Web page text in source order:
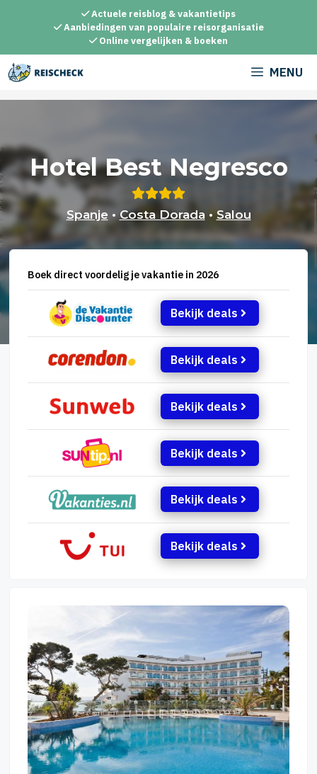
inhoud
Actuele reisblog & vakantietips
Aanbiedingen van populaire reisorganisatie
Online vergelijken & boeken
MENU
Hotel Best Negresco
Spanje• Costa Dorada•Salou
Boek direct voordelig je vakantie in 2026
Bekijk deals
Bekijk deals
Bekijk deals
Bekijk deals
Bekijk deals
Bekijk deals